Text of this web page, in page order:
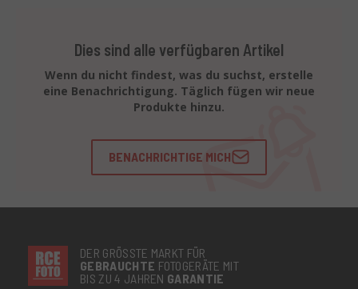
Dies sind alle verfügbaren Artikel
Wenn du nicht findest, was du suchst, erstelle
eine Benachrichtigung. Täglich fügen wir neue
Produkte hinzu.
BENACHRICHTIGE MICH
DER GRÖSSTE MARKT FÜR
GEBRAUCHTE FOTOGERÄTE MIT
BIS ZU 4 JAHREN GARANTIE